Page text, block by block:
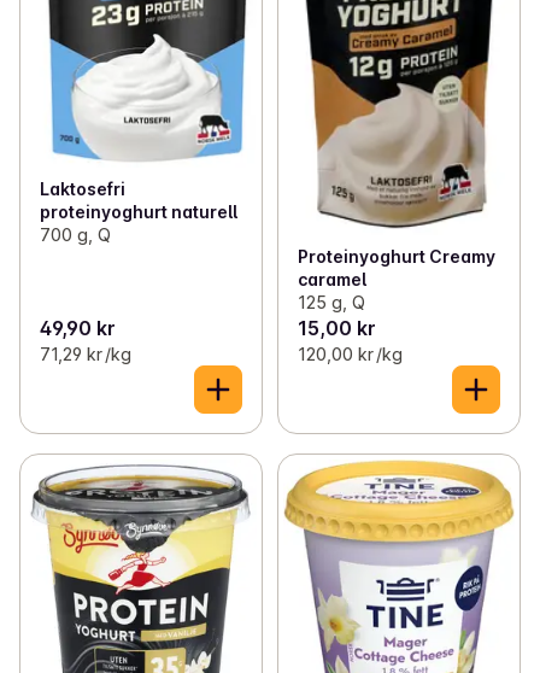
Laktosefri
proteinyoghurt naturell
700 g, Q
49,90 kr
71,29 kr /kg
Proteinyoghurt Creamy
caramel
125 g, Q
15,00 kr
120,00 kr /kg